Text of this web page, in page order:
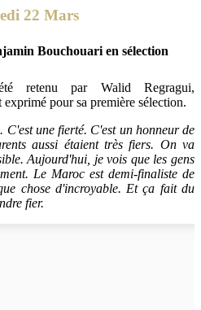
22 Mars
Bouchouari en sélection
retenu par Walid Regragui,
pour sa première sélection.
C'est une fierté. C'est un honneur de
aussi étaient très fiers. On va
Aujourd'hui, je vois que les gens
Le Maroc est demi-finaliste de
chose d'incroyable. Et ça fait du
fier.